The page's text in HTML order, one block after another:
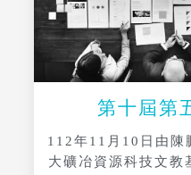
第十屆第
112年11月10日由陳
大礦冶資源科技文教